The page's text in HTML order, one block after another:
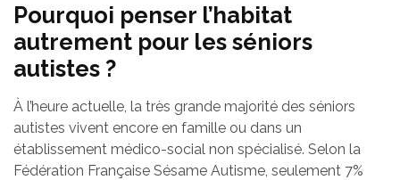
Pourquoi penser l’habitat
autrement pour les séniors
autistes ?
À l’heure actuelle, la très grande majorité des séniors
autistes vivent encore en famille ou dans un
établissement médico-social non spécialisé. Selon la
Fédération Française Sésame Autisme, seulement 7%